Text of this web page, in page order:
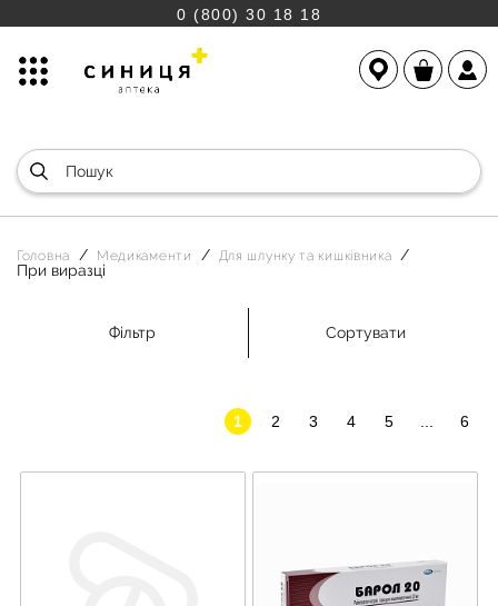
0 (800) 30 18 18
Головна Медикаменти Для шлунку та кишківника
При виразці
Фільтр Сортувати
1 2 3 4 5 6